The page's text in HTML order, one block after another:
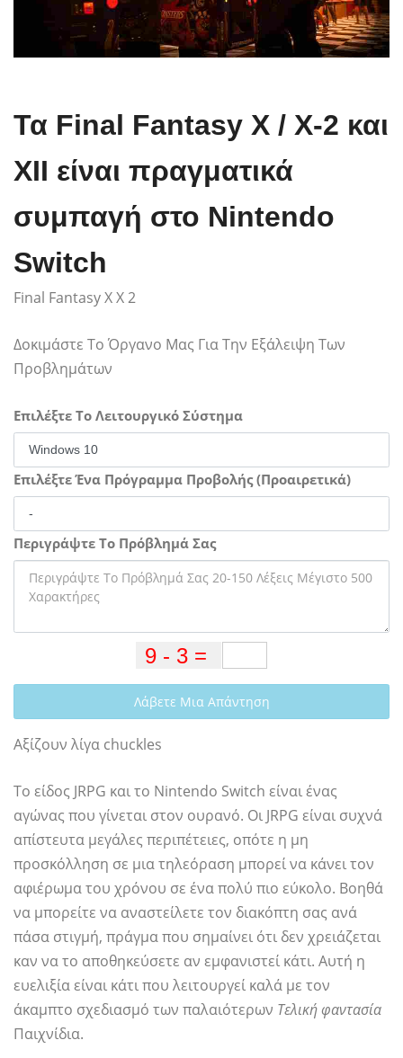
Τα Final Fantasy X / X-2 και
XII είναι πραγματικά
συμπαγή στο Nintendo
Switch
Final Fantasy X X 2
Δοκιμάστε Το Όργανο Μας Για Την Εξάλειψη Των
Προβλημάτων
Επιλέξτε Το Λειτουργικό Σύστημα
Επιλέξτε Ένα Πρόγραμμα Προβολής (Προαιρετικά)
Περιγράψτε Το Πρόβλημά Σας
Λάβετε Μια Απάντηση
Αξίζουν λίγα chuckles
Το είδος JRPG και το Nintendo Switch είναι ένας
αγώνας που γίνεται στον ουρανό. Οι JRPG είναι συχνά
απίστευτα μεγάλες περιπέτειες, οπότε η μη
προσκόλληση σε μια τηλεόραση μπορεί να κάνει τον
αφιέρωμα του χρόνου σε ένα πολύ πιο εύκολο. Βοηθά
να μπορείτε να αναστείλετε τον διακόπτη σας ανά
πάσα στιγμή, πράγμα που σημαίνει ότι δεν χρειάζεται
καν να το αποθηκεύσετε αν εμφανιστεί κάτι. Αυτή η
ευελιξία είναι κάτι που λειτουργεί καλά με τον
άκαμπτο σχεδιασμό των παλαιότερων Τελική φαντασία
Παιχνίδια.